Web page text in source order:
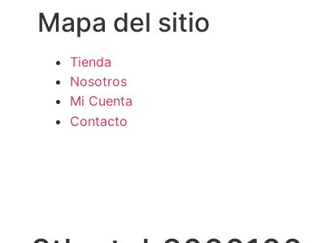
Mapa del sitio
Tienda
Nosotros
Mi Cuenta
Contacto